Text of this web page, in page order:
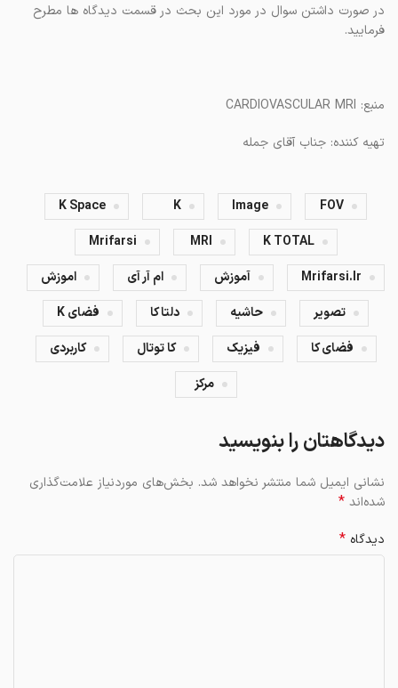
در صورت داشتن سوال در مورد این بحث در قسمت دیدگاه ها مطرح
فرمایید.
منبع: CARDIOVASCULAR MRI
تهیه کننده: جناب آقای جمله
FOV
Image
K
K Space
K TOTAL
MRI
Mrifarsi
Mrifarsi.ir
آموزش ام آر آی
اموزش
تصویر
حاشیه دلتا کا
فضای K
فضای کا
فیزیک کا توتال
کاربردی
مرکز
دیدگاهتان را بنویسید
نشانی ایمیل شما منتشر نخواهد شد. بخش‌های موردنیاز علامت‌گذاری
شده‌اند *
دیدگاه *